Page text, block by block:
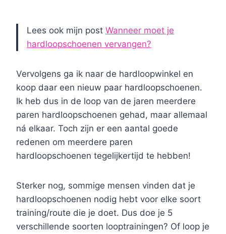
Lees ook mijn post Wanneer moet je
hardloopschoenen vervangen?
Vervolgens ga ik naar de hardloopwinkel en
koop daar een nieuw paar hardloopschoenen.
Ik heb dus in de loop van de jaren meerdere
paren hardloopschoenen gehad, maar allemaal
ná elkaar. Toch zijn er een aantal goede
redenen om meerdere paren
hardloopschoenen tegelijkertijd te hebben!
Sterker nog, sommige mensen vinden dat je
hardloopschoenen nodig hebt voor elke soort
training/route die je doet. Dus doe je 5
verschillende soorten looptrainingen? Of loop je